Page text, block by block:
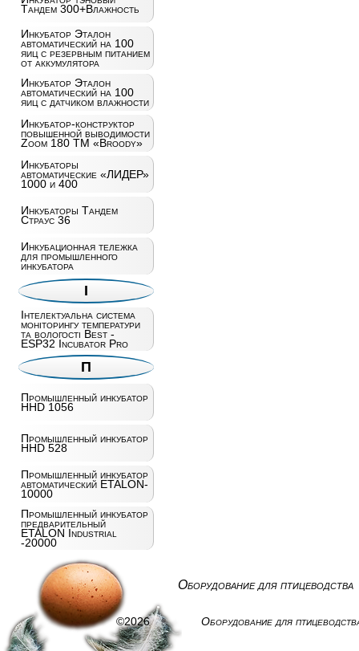
Тандем 300+Влажность
Инкубатор Эталон
автоматический на 100
яиц c резервным питанием
от аккумулятора
Инкубатор Эталон
автоматический на 100
яиц с датчиком влажности
Инкубатор-конструктор
повышенной выводимости
Zoom 180 ТМ «Broody»
Инкубаторы
автоматические «ЛИДЕР»
1000 и 400
Инкубаторы Тандем
Страус 36
Инкубационная тележка
для промышленного
инкубатора
І
Інтелектуальна система
моніторингу температури
та вологості Best -
ESP32 Incubator Pro
П
Промышленный инкубатор
HHD 1056
Промышленный инкубатор
HHD 528
Промышленный инкубатор
автоматический ETALON-
10000
Промышленный инкубатор
предварительный
ETALON Industrial
-20000
Оборудование для птицеводства
©2026 Оборудование для